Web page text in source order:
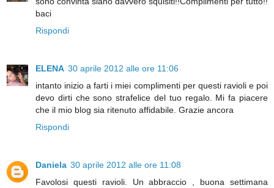
baci
Rispondi
ELENA 30 aprile 2012 alle ore 11:06
intanto inizio a farti i miei complimenti per questi ravioli e poi
devo dirti che sono strafelice del tuo regalo. Mi fa piacere
che il mio blog sia ritenuto affidabile. Grazie ancora
Rispondi
Daniela 30 aprile 2012 alle ore 11:08
Favolosi questi ravioli. Un abbraccio , buona settimana